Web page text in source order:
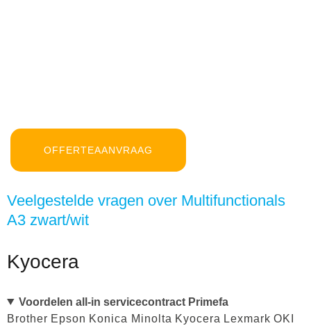
OFFERTEAANVRAAG
Veelgestelde vragen over Multifunctionals
A3 zwart/wit
Kyocera
Voordelen all-in servicecontract Primefa
Brother Epson Konica Minolta Kyocera Lexmark OKI